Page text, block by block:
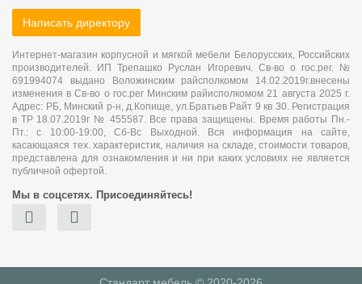
Написать директору
Интернет-магазин корпусной и мягкой мебели Белорусских, Российских
производителей. ИП Трепашко Руслан Игоревич. Св-во о гос.рег. №
691994074 выдано Воложинским райсполкомом 14.02.2019г.внесены
изменения в Св-во о гос.рег Минским райисполкомом 21 августа 2025 г.
Адрес: РБ, Минский р-н, д.Копище, ул.Братьев Райт 9 кв 30. Регистрация
в ТР 18.07.2019г № 455587. Все права защищены. Время работы Пн.-
Пт.: с 10:00-19:00, Сб-Вс Выходной. Вся информация на сайте,
касающаяся тех. характеристик, наличия на складе, стоимости товаров,
представлена для ознакомления и ни при каких условиях не является
публичной офертой.
Мы в соцсетях. Присоединяйтесь!